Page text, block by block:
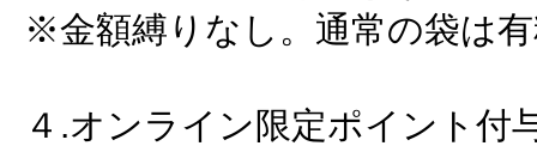
※金額縛りなし。通常の袋は
４.オンライン限定ポイント付